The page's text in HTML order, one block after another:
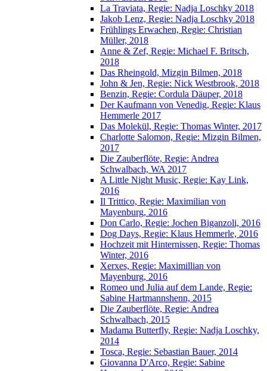
La Traviata, Regie: Nadja Loschky 2018
Jakob Lenz, Regie: Nadja Loschky 2018
Frühlings Erwachen, Regie: Christian
Müller, 2018
Anne & Zef, Regie: Michael F. Britsch,
2018
Das Rheingold, Mizgin Bilmen, 2018
John & Jen, Regie: Nick Westbrook, 2018
Benzin, Regie: Cordula Däuper, 2018
Der Kaufmann von Venedig, Regie: Klaus
Hemmerle 2017
Das Molekül, Regie: Thomas Winter, 2017
Charlotte Salomon, Regie: Mizgin Bilmen,
2017
Die Zauberflöte, Regie: Andrea
Schwalbach, WA 2017
A Little Night Music, Regie: Kay Link,
2016
Il Trittico, Regie: Maximilian von
Mayenburg, 2016
Don Carlo, Regie: Jochen Biganzoli, 2016
Dog Days, Regie: Klaus Hemmerle, 2016
Hochzeit mit Hinternissen, Regie: Thomas
Winter, 2016
Xerxes, Regie: Maximillian von
Mayenburg, 2016
Romeo und Julia auf dem Lande, Regie:
Sabine Hartmannshenn, 2015
Die Zauberflöte, Regie: Andrea
Schwalbach, 2015
Madama Butterfly, Regie: Nadja Loschky,
2014
Tosca, Regie: Sebastian Bauer, 2014
Giovanna D'Arco, Regie: Sabine